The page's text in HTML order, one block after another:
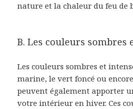
nature et la chaleur du feu de
B. Les couleurs sombres
Les couleurs sombres et
marine, le vert foncé ou
peuvent également apporter
votre intérieur en hiver. Ces